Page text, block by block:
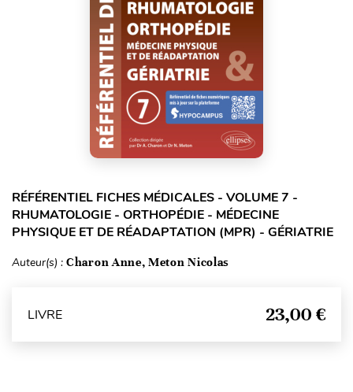
RÉFÉRENTIEL FICHES MÉDICALES - VOLUME 7 -
RHUMATOLOGIE - ORTHOPÉDIE - MÉDECINE
PHYSIQUE ET DE RÉADAPTATION (MPR) - GÉRIATRIE
Auteur(s) : Charon Anne, Meton Nicolas
LIVRE 23,00 €